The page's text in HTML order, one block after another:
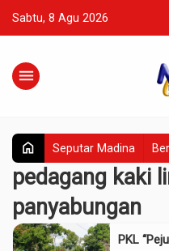
Sabtu, 8 Agu 2026
menu
home Seputar Madina
pedagang kaki
panyabungan
PKL